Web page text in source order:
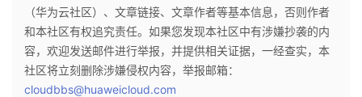
（华为云社区）、文章链接、文章作者等基本信息，否则作者
和本社区有权追究责任。如果您发现本社区中有涉嫌抄袭的内
容，欢迎发送邮件进行举报，并提供相关证据，一经查实，本
社区将立刻删除涉嫌侵权内容，举报邮箱：
cloudbbs@huaweicloud.com